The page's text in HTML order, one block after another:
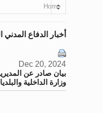
Home
أخبار الدفاع المدني
Dec 20, 2024
بيان صادر عن
وزارة الداخلية